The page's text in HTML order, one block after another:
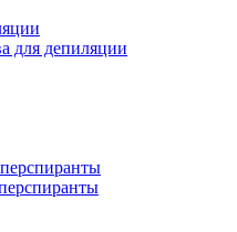
для депиляции